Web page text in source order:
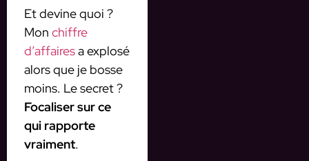
Et devine quoi ?
Mon chiffre
d’affairesa explosé
alors que je bosse
moins. Le secret ?
Focaliser sur ce
qui rapporte
vraiment.